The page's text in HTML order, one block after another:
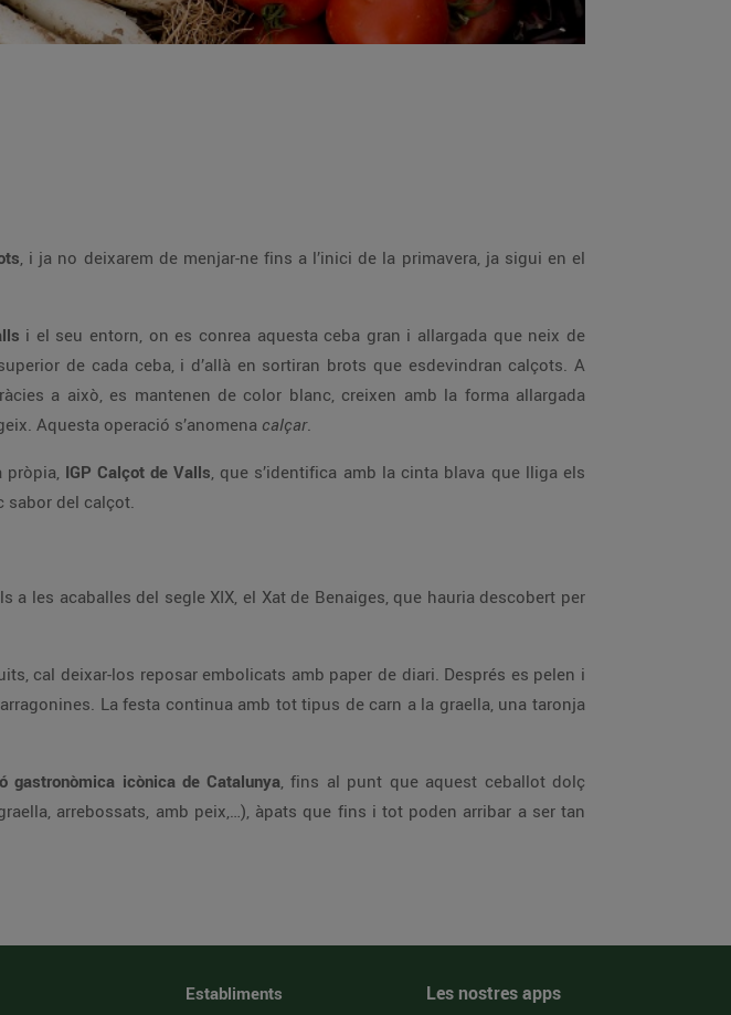
, i ja no deixarem de menjar-ne fins a l’inici de la primavera, ja sigui en el
i el seu entorn, on es conrea aquesta ceba gran i allargada que neix de
de cada ceba, i d’allà en sortiran brots que esdevindran calçots. A
a això, es mantenen de color blanc, creixen amb la forma allargada
Aquesta operació s’anomena calçar.
pròpia, IGP Calçot de Valls, que s’identifica amb la cinta blava que lliga els
sabor del calçot.
a les acaballes del segle XIX, el Xat de Benaiges, que hauria descobert per
cal deixar-los reposar embolicats amb paper de diari. Després es pelen i
La festa continua amb tot tipus de carn a la graella, una taronja
gastronòmica icònica de Catalunya, fins al punt que aquest ceballot dolç
arrebossats, amb peix,…), àpats que fins i tot poden arribar a ser tan
Establiments
Les nostres apps